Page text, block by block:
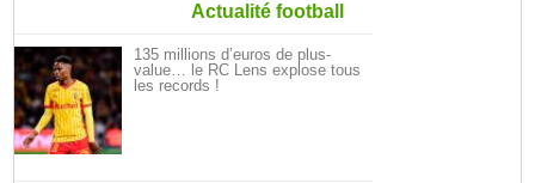
Actualité football
135 millions d’euros de plus-
value… le RC Lens explose tous
les records !